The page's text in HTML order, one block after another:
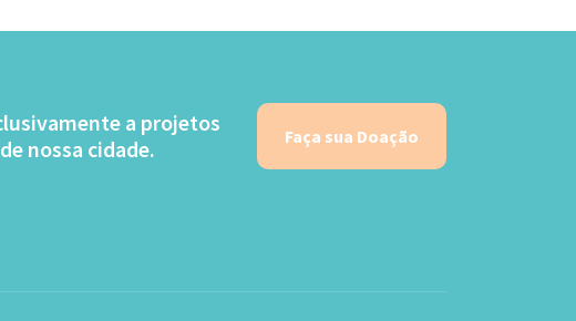
a projetos
nossa cidade.
Faça sua Doação